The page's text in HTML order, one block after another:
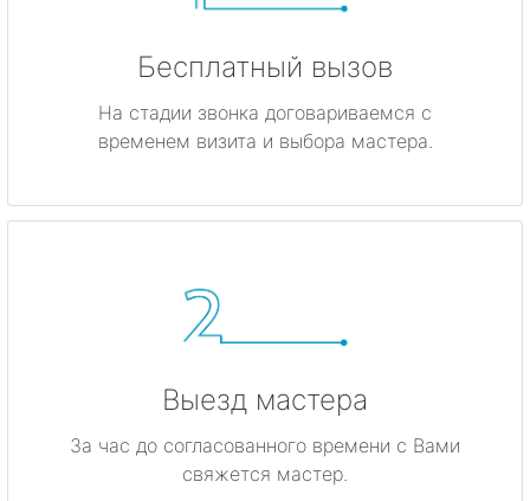
Бесплатный вызов
На стадии звонка договариваемся с
временем визита и выбора мастера.
Выезд мастера
За час до согласованного времени с Вами
свяжется мастер.